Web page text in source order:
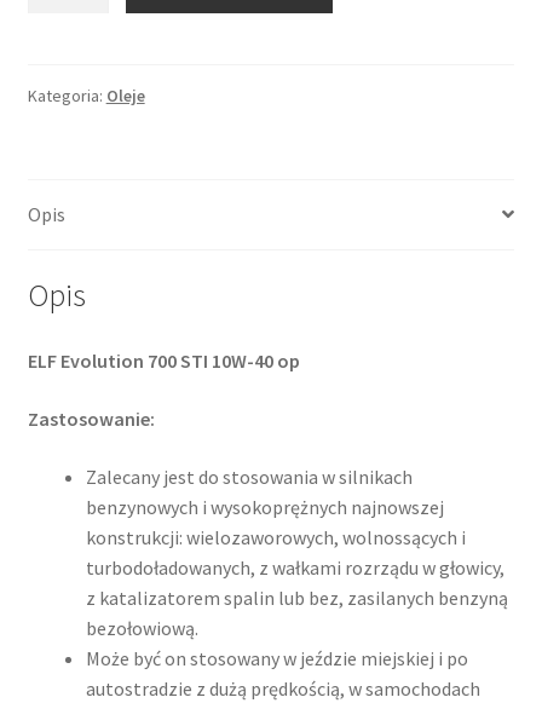
Sti
Kategoria: Oleje
Opis
Opis
ELF Evolution 700 STI 10W-40 op
Zastosowanie:
Zalecany jest do stosowania w silnikach
benzynowych i wysokoprężnych najnowszej
konstrukcji: wielozaworowych, wolnossących i
turbodoładowanych, z wałkami rozrządu w głowicy,
z katalizatorem spalin lub bez, zasilanych benzyną
bezołowiową.
Może być on stosowany w jeździe miejskiej i po
autostradzie z dużą prędkością, w samochodach